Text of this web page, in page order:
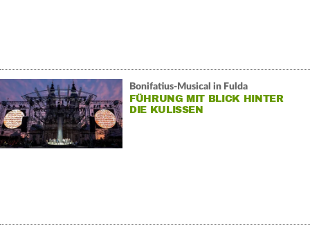
Bonifatius-Musical in Fulda
FÜHRUNG MIT BLICK HINTER
DIE KULISSEN